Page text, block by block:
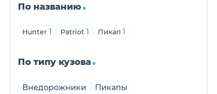
Сервис
Контакты
с 08:00 по 20:00, без выходных
Привольная улица, 2, к5
По названию
Hunter 1 Patriot 1 Пикап 1
По типу кузова
Внедорожники Пикапы